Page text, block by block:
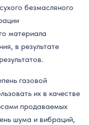
безмасляного
материала
в результате
газовой
их в качестве
продаваемых
шума и вибраций,